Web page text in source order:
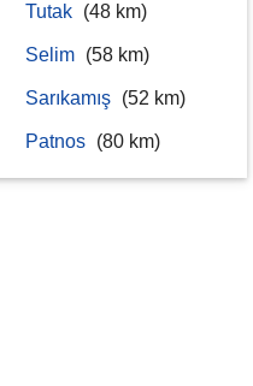
Tutak (48 km)
Selim (58 km)
Sarıkamış (52 km)
Patnos (80 km)